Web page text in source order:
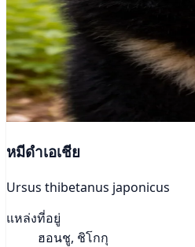
หมีดำเอเชีย
Ursus thibetanus japonicus
แหล่งที่อยู่
ฮอนชู, ชิโกกุ